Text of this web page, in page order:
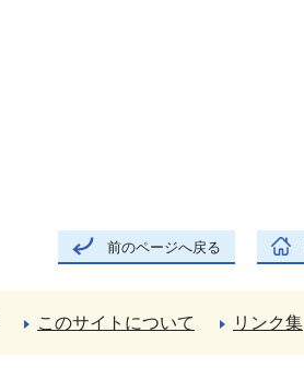
前のページへ戻る
このサイトについて リンク集